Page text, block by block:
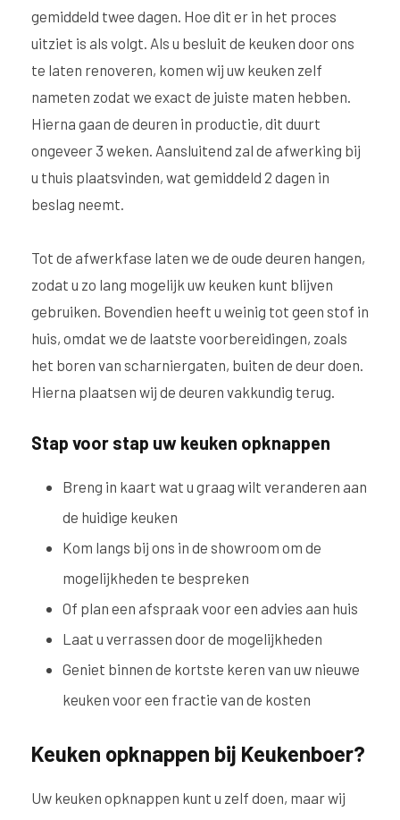
gemiddeld twee dagen. Hoe dit er in het proces
uitziet is als volgt. Als u besluit de keuken door ons
te laten renoveren, komen wij uw keuken zelf
nameten zodat we exact de juiste maten hebben.
Hierna gaan de deuren in productie, dit duurt
ongeveer 3 weken. Aansluitend zal de afwerking bij
u thuis plaatsvinden, wat gemiddeld 2 dagen in
beslag neemt.
Tot de afwerkfase laten we de oude deuren hangen,
zodat u zo lang mogelijk uw keuken kunt blijven
gebruiken. Bovendien heeft u weinig tot geen stof in
huis, omdat we de laatste voorbereidingen, zoals
het boren van scharniergaten, buiten de deur doen.
Hierna plaatsen wij de deuren vakkundig terug.
Stap voor stap uw keuken opknappen
Breng in kaart wat u graag wilt veranderen aan
de huidige keuken
Kom langs bij ons in de showroom om de
mogelijkheden te bespreken
Of plan een afspraak voor een advies aan huis
Laat u verrassen door de mogelijkheden
Geniet binnen de kortste keren van uw nieuwe
keuken voor een fractie van de kosten
Keuken opknappen bij Keukenboer?
Uw keuken opknappen kunt u zelf doen, maar wij